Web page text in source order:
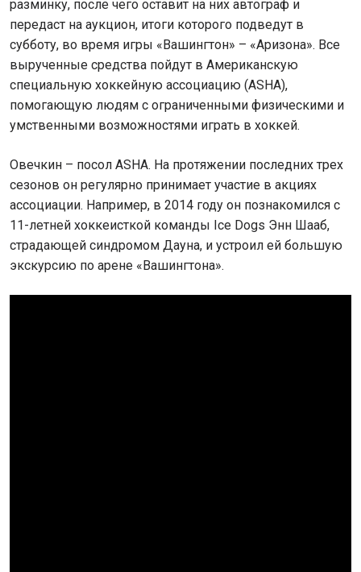
разминку, после чего оставит на них автограф и
передаст на аукцион, итоги которого подведут в
субботу, во время игры «Вашингтон» – «Аризона». Все
вырученные средства пойдут в Американскую
специальную хоккейную ассоциацию (ASHA),
помогающую людям с ограниченными физическими и
умственными возможностями играть в хоккей.
Овечкин – посол ASHA. На протяжении последних трех
сезонов он регулярно принимает участие в акциях
ассоциации. Например, в 2014 году он познакомился с
11-летней хоккеисткой команды Ice Dogs Энн Шааб,
страдающей синдромом Дауна, и устроил ей большую
экскурсию по арене «Вашингтона».